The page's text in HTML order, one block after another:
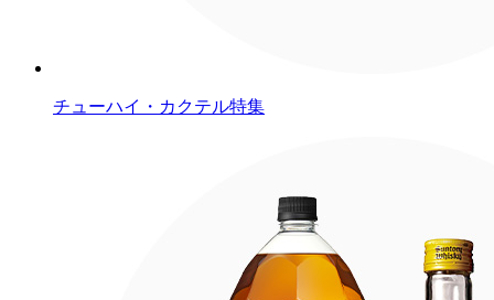
チューハイ・カクテル特集